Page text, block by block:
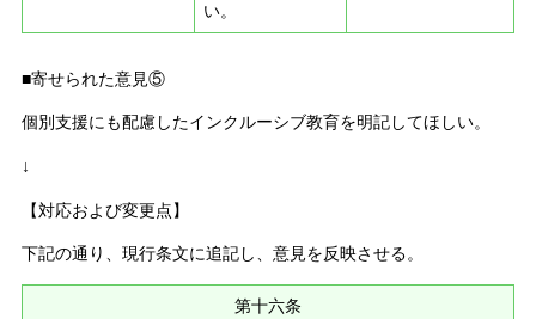
い。
■寄せられた意見⑤
個別支援にも配慮したインクルーシブ教育を明記してほしい。
↓
【対応および変更点】
下記の通り、現行条文に追記し、意見を反映させる。
第十六条